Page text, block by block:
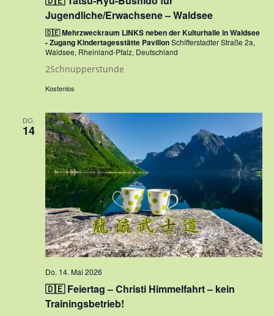
Jugendliche/Erwachsene – Waldsee
🇩🇪 Mehrzweckraum LINKS neben der Kulturhalle in Waldsee
- Zugang Kindertagesstätte PavillonSchifferstadter Straße 2a,
Waldsee, Rheinland-Pfalz, Deutschland
2Schnupperstunde
Kostenlos
DO.
14
Do. 14. Mai 2026
🇩🇪 Feiertag – Christi Himmelfahrt – kein
Trainingsbetrieb!